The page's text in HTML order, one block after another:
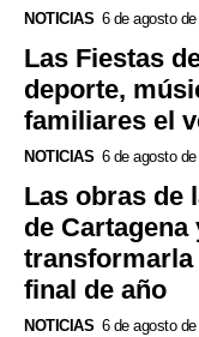
NOTICIAS 6 de agosto
Las Fiestas
deporte,
familiares el
NOTICIAS 6 de agosto
Las obras de
de
transformarla
final de año
NOTICIAS 6 de agosto